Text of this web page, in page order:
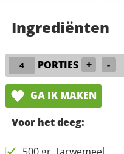
Ingrediënten
PORTIES + -
GA IK MAKEN
Voor het deeg:
500 gr. tarwemeel